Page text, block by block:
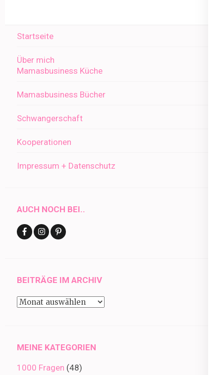
Startseite
Über mich
Mamasbusiness Küche
Mamasbusiness Bücher
Schwangerschaft
Kooperationen
Impressum + Datenschutz
AUCH NOCH BEI..
BEITRÄGE IM ARCHIV
Beiträge
MEINE KATEGORIEN
1000 Fragen (48)